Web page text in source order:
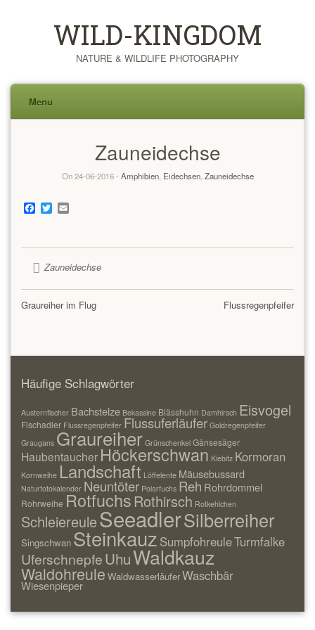
WILD-KINGDOM
NATURE & WILDLIFE PHOTOGRAPHY
Menu
Zauneidechse
On 24-06-2016 - Amphibien, Eidechsen, Zauneidechse
Facebook
TwitterEmail
Zauneidechse
Flussregenpfeifer
Graureiher im Flug
Häufige Schlagwörter
Austernfischer Bachstelze Bekassine Blässhuhn Damhirsch Eisvogel
Fischadler Flussregenpfeifer Flussuferläufer Goldregenpfeifer
Graugans Graureiher Grünschenkel Gänsesäger
Haubentaucher Höckerschwan Kiebitz Kormoran
Kornweihe Landschaft Löffelente Mäusebussard
Naturfotokalender Neuntöter Polarfuchs Reh Rohrdommel
Rohrweihe Rotfuchs Rothirsch Rotkehlchen
SchleiereuleSeeadlerSilberreiher
Singschwan Steinkauz SumpfohreuleTurmfalke
UferschnepfeUhuWaldkauz
Waldohreule WaldwasserläuferWaschbär
Wiesenpieper